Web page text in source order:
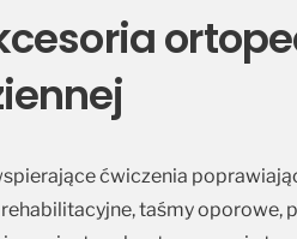
ćwiczenia
taśmy oporowe,